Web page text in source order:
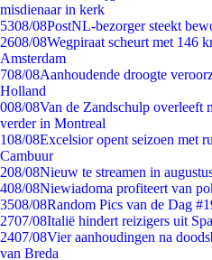
misdienaar in kerk
5308/08PostNL-bezorger steekt
2608/08Wegpiraat scheurt met 146
Amsterdam
708/08Aanhoudende droogte
Holland
008/08Van de Zandschulp overleeft
verder in Montreal
108/08Excelsior opent seizoen met
Cambuur
208/08Nieuw te streamen in
408/08Niewiadoma profiteert van
3508/08Random Pics van de Dag
2707/08Italië hindert reizigers uit
2407/08Vier aanhoudingen na
van Breda